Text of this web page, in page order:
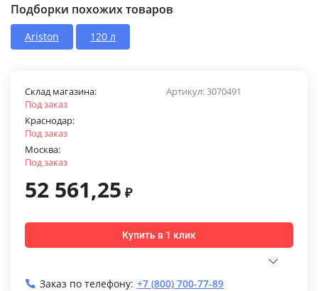
Подборки похожих товаров
Ariston 120 л
Артикул: 3070491
Склад магазина:
Под заказ
Краснодар:
Под заказ
Москва:
Под заказ
52 561,25 ₽
Купить в 1 клик
Заказ по телефону: +7 (800) 700-77-89